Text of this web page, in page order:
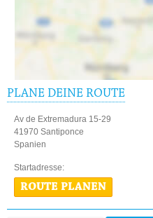
PLANE DEINE ROUTE
Av de Extremadura 15-29
41970 Santiponce
Spanien
ROUTE PLANEN